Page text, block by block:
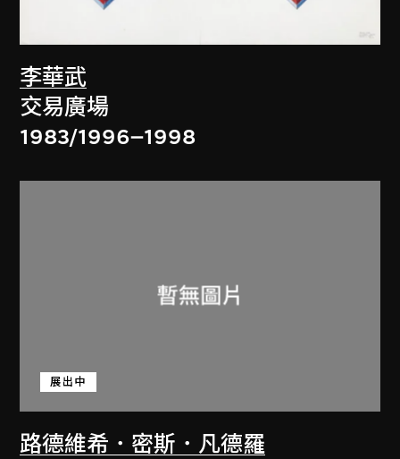
李華武
交易廣場
1983/1996–1998
路德維希．密斯．凡德羅
展出中